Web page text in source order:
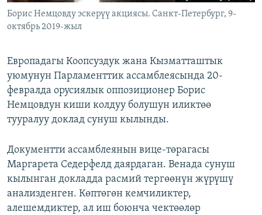
Борис Немцовду эскерүү акциясы. Санкт-Петербург, 9-
октябрь 2019-жыл
Европадагы Коопсуздук жана Кызматташтык
уюмунун Парламенттик ассамблеясында 20-
февралда орусиялык оппозиционер Борис
Немцовдун киши колдуу болушун иликтөө
тууралуу доклад сунуш кылынды.
Документти ассамблеянын вице-төрагасы
Маргарета Седерфелд даярдаган. Венада сунуш
кылынган докладда расмий тергөөнүн жүрүшү
анализденген. Көптөгөн кемчиликтер,
алешемдиктер, ал иш боюнча чектөөлөр